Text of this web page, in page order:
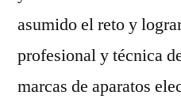
asumido el reto y
profesional y técnica
marcas de aparatos